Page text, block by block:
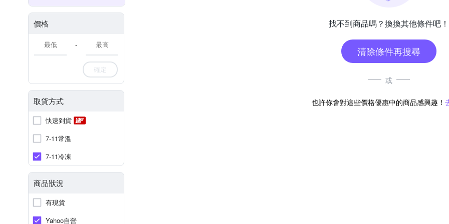
價格
-
確定
取貨方式
快速到貨
7-11常溫
7-11冷凍
商品狀況
有現貨
Yahoo自營
找不到商品嗎？換換其他條件吧！
清除條件再搜尋
或
也許你會對這些價格優惠中的商品感興趣！